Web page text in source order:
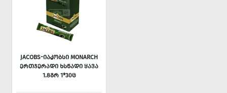
JACOBS-ᲘᲐᲙᲝᲑᲡᲘ MONARCH
ᲔᲠᲗᲯᲔᲠᲐᲓᲘ ᲮᲡᲜᲐᲓᲘ ᲧᲐᲕᲐ
1.8ᲒᲠ 1*30Ც